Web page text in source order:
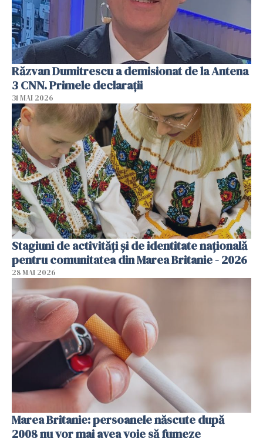
Răzvan Dumitrescu a demisionat de la Antena
3 CNN. Primele declarații
31 MAI 2026
Stagiuni de activități și de identitate națională
pentru comunitatea din Marea Britanie - 2026
28 MAI 2026
Marea Britanie: persoanele născute după
2008 nu vor mai avea voie să fumeze